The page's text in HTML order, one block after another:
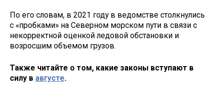
По его словам, в 2021 году в ведомстве столкнулись
с «пробками» на Северном морском пути в связи с
некорректной оценкой ледовой обстановки и
возросшим объемом грузов.
Также читайте о том, какие законы вступают в
силу в августе.